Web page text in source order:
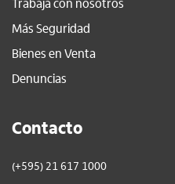
Más Seguridad
Bienes en Venta
Denuncias
Contacto
(+595) 21 617 1000